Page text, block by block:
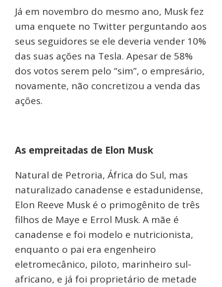
Já em novembro do mesmo ano, Musk fez
uma enquete no Twitter perguntando aos
seus seguidores se ele deveria vender 10%
das suas ações na Tesla. Apesar de 58%
dos votos serem pelo “sim”, o empresário,
novamente, não concretizou a venda das
ações.
As empreitadas de Elon Musk
Natural de Petroria, África do Sul, mas
naturalizado canadense e estadunidense,
Elon Reeve Musk é o primogênito de três
filhos de Maye e Errol Musk. A mãe é
canadense e foi modelo e nutricionista,
enquanto o pai era engenheiro
eletromecânico, piloto, marinheiro sul-
africano, e já foi proprietário de metade